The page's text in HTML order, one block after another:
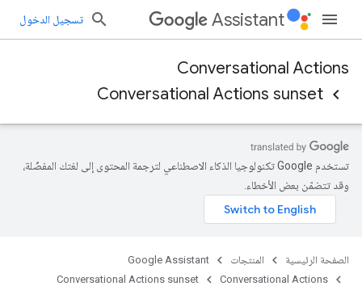
Assistant تسجيل الدخول
Conversational Actions
Conversational Actions sunset
تستخدم Google تكنولوجيا الذكاء الاصطناعي لترجمة المحتوى إلى لغتك المفضّلة،
وقد تتضمّن بعض الأخطاء.
الصفحة الرئيسية المنتجات
Google Assistant
Conversational Actions
Conversational Actions sunset